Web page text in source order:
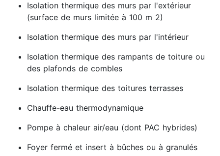
Isolation thermique des murs par l'extérieur
(surface de murs limitée à 100 m 2)
Isolation thermique des murs par l'intérieur
Isolation thermique des rampants de toiture ou
des plafonds de combles
Isolation thermique des toitures terrasses
Chauffe-eau thermodynamique
Pompe à chaleur air/eau (dont PAC hybrides)
Foyer fermé et insert à bûches ou à granulés